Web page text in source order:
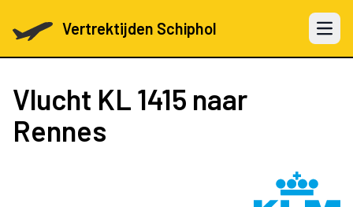
Vertrektijden Schiphol Open
Vlucht KL 1415 naar
Rennes